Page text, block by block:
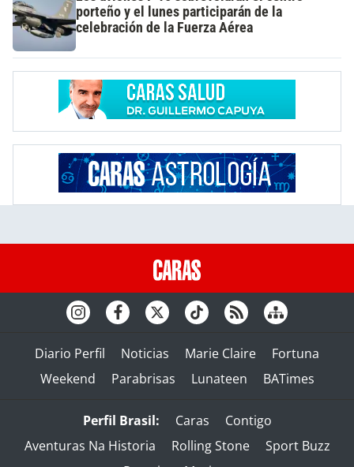
porteño y el lunes participarán de la
celebración de la Fuerza Aérea
Diario Perfil Noticias Marie Claire
Fortuna
Weekend
Parabrisas Lunateen BATimes
Perfil Brasil: Caras
Contigo
Aventuras Na Historia
Rolling Stone
Sport Buzz